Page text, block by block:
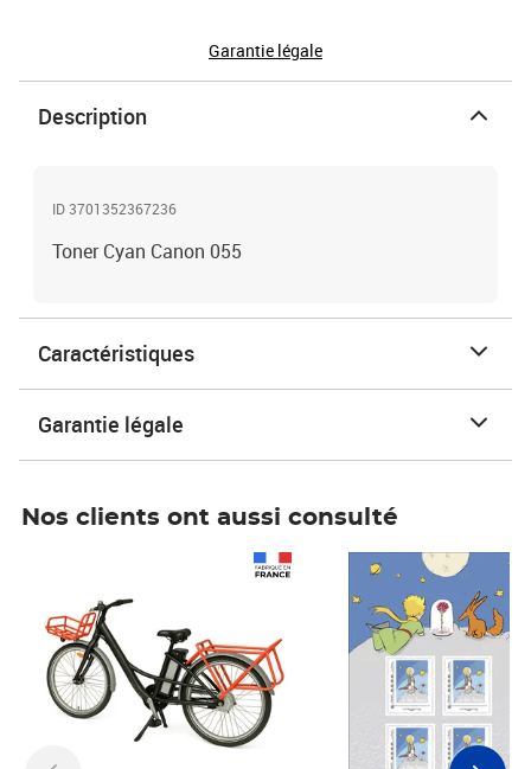
Garantie légale
Description
ID 3701352367236
Toner Cyan Canon 055
Caractéristiques
Garantie légale
Nos clients ont aussi consulté
Prix 7,50€